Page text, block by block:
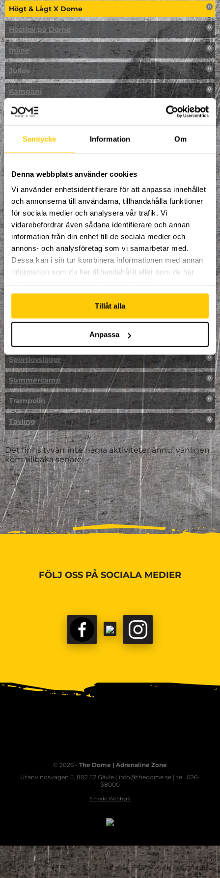
Samtycke Information Om
Denna webbplats använder cookies
Vi använder enhetsidentifierare för att anpassa innehållet
och annonserna till användarna, tillhandahålla funktioner
för sociala medier och analysera vår trafik. Vi
vidarebefordrar även sådana identifierare och annan
information från din enhet till de sociala medier och
annons- och analysföretag som vi samarbetar med.
Dessa kan i sin tur kombinera informationen med annan
information som du har tillhandahållit eller som de har
Tillåt alla
Anpassa
Högt & Lågt X Dome 0
Höstlov på Dome 0
Inline 0
Jullov 0
Kampanj 0
Kickbike 0
Klättring
LAN
Multisport
Mässa
NPF-Träning
Parkour
Påsk på Dome
Påsklovsläger 0
Skateboard 0
Sportlovsläger 0
Summercamp 0
Trampolin 0
Tävling 0
Det finns tyvärr inte några aktiviteter ännu, vänligen
kom tillbaka senare!
FÖLJ OSS PÅ SOCIALA MEDIER
© 2026 - The Dome | Adrenaline Zone
Utanvindsvägen 5, 802 57 Gävle | info@thedome.se | tel. 026-
38000
Smode Webbyrå